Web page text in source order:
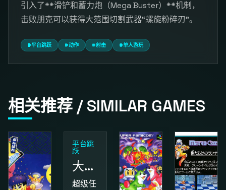
引入了**滑铲和蓄力炮（Mega Buster）**机制，
击败朋克可以获得大范围切割武器“螺旋粉碎刃”。
#平台跳跃 #动作 #射击 #单人游玩
相关推荐 / SIMILAR GAMES
平台跳
跃
大金刚国度2
超级任